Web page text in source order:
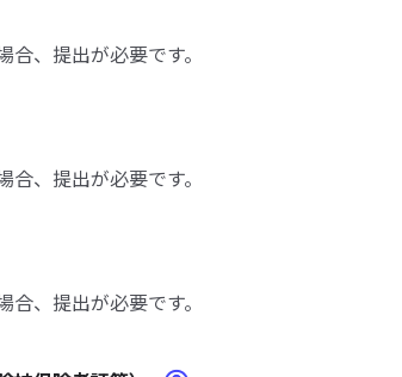
、提出が必要です。
、提出が必要です。
、提出が必要です。